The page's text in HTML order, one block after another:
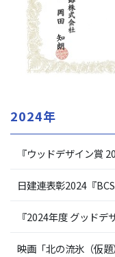
2024年
『ウッドデザイン賞
日建連表彰2024『
『2024年度 グッド
映画「北の流氷（仮